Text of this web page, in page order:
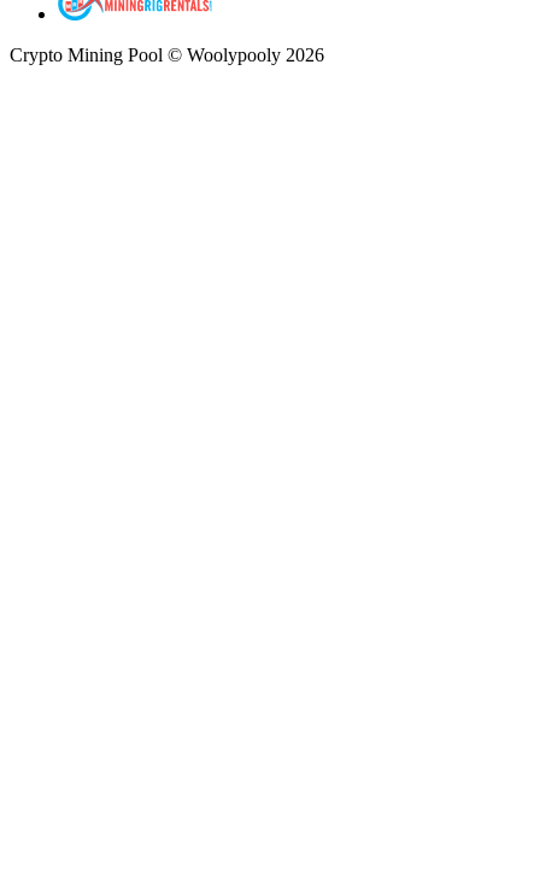
Crypto Mining Pool © Woolypooly 2026